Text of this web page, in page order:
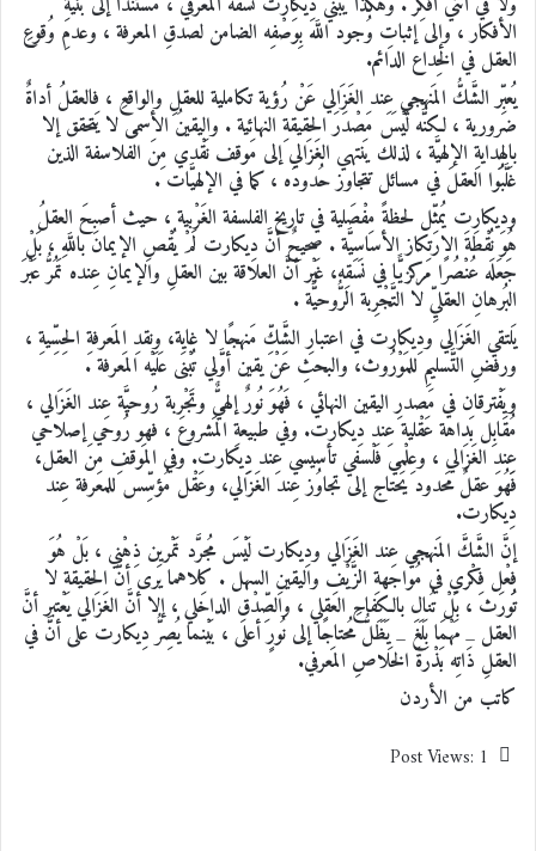
الأفكار ، وإلى إثباتِ وُجود اللَّه بِوَصْفِه الضامن لصدقِ المعرفة ، وعدمِ وُقوعِ
العقل في الخِداع الدائم.
يُعبِّر الشَّكُّ المَنهجي عِند الغَزَالي عَنْ رُؤية تكاملية للعقلِ والواقعِ ، فالعقلُ أداةٌ
ضرورية ، لكنَّه لَيْسَ مَصْدَرَ الحقيقةِ النهائية . واليقينُ الأسمى لا يَتحقق إلا
بالهِدايةِ الإلهيَّة ، لذلك يَنتهي الغَزَالي إلى مَوقف نَقْدي مِنَ الفلاسفة الذين
غَلَّبُوا العقلَ في مسائل تتجاوز حُدودَه ، كما في الإلهيَّات .
وديكارت يُمثِّل لحظةً مِفْصَلية في تاريخ الفلسفة الغَرْبية ، حيث أصبحَ العقلُ
هُوَ نُقْطَةَ الارتكاز الأساسيَّة . صحيحٌ أنَّ دِيكارت لَمْ يُقْصِ الإيمانَ باللَّهِ ، بَلْ
جَعَلَه عُنْصُرًا مَركزيًّا في نَسَقِه، غَيْر أنَّ العلاقة بين العقلِ والإيمانِ عِنده تَمُرُّ عَبْرَ
البُرهانِ العقليِّ لا التَّجْرِبة الرُّوحيَّة .
يَلتقي الغَزَالي ودِيكارت في اعتبارِ الشَّكِّ مَنهجًا لا غاية، ونقدِ المَعرفةِ الحِسِّيةِ ،
ورفضِ التَّسليمِ للمَوْرُوث، والبحثِ عَنْ يقين أوَّلي تُبْنَى عَلَيْه المَعرفة .
ويَفْترقان في مَصدرِ اليقين النهائي ، فَهُوَ نُورٌ إلهيٌّ وتَجْرِبة رُوحيَّة عِند الغَزَالي ،
مُقَابِل بَداهة عَقْلية عِند دِيكارت. وفي طبيعةِ المَشروع ، فهو رُوحي إصلاحي
عِند الغَزَالي ، وعِلْمي فَلْسفي تأسيسي عِند دِيكارت. وفي المَوقفِ مِنَ العقل،
فَهُوَ عقلٌ مَحدود يَحتاج إلى تجاوُز عِند الغَزَالي، وعَقْل مُؤسِّس للمعرفة عِند
دِيكارت.
إنَّ الشَّكَّ المَنهجي عِند الغَزَالي ودِيكارت لَيْسَ مُجرَّد تَمْرين ذِهْني ، بَلْ هُوَ
فِعْل فِكْري في مُواجهةِ الزَّيْفِ واليقينِ السهل . كِلاهما يَرى أنَّ الحقيقة لا
تُورَث ، بَلْ تُنال بالكِفاحِ العقلي ، والصِّدْقِ الداخلي ، إلا أنَّ الغَزَالي يَعْتبر أنَّ
العقل _ مَهْمَا بَلَغَ _ يَظَلُّ مُحتاجًا إلى نُورٍ أعلى ، بَيْنما يُصِرُّ دِيكارت على أنَّ في
العقلِ ذَاتِه بَذْرَةَ الخَلاصِ المَعرفي.
كاتب من الأردن
Post Views: 1